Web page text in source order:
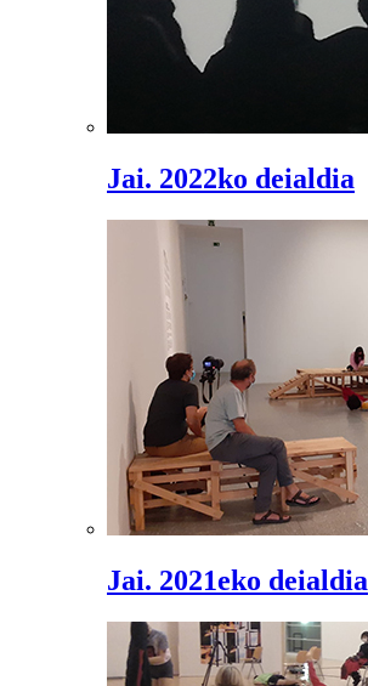
Jai. 2022ko deialdia
Jai. 2021eko deialdia